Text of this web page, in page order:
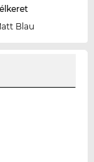
Blau